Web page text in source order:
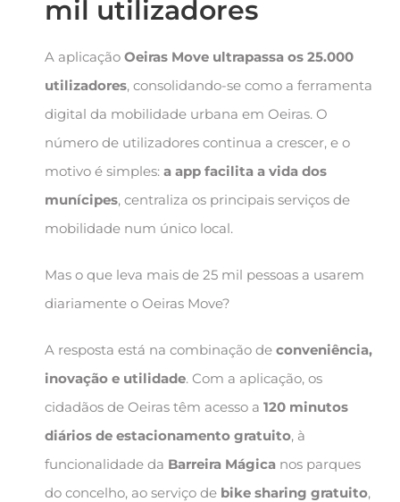
mil utilizadores
A aplicação Oeiras Move ultrapassa os 25.000
utilizadores, consolidando-se como a ferramenta
digital da mobilidade urbana em Oeiras. O
número de utilizadores continua a crescer, e o
motivo é simples: a app facilita a vida dos
munícipes, centraliza os principais serviços de
mobilidade num único local.
Mas o que leva mais de 25 mil pessoas a usarem
diariamente o Oeiras Move?
A resposta está na combinação de conveniência,
inovação e utilidade. Com a aplicação, os
cidadãos de Oeiras têm acesso a 120 minutos
diários de estacionamento gratuito, à
funcionalidade da Barreira Mágicanos parques
do concelho, ao serviço de bike sharing gratuito,